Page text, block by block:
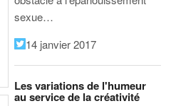
sexue…
14 janvier 2017
Les variations de l'humeur
au service de la créativité